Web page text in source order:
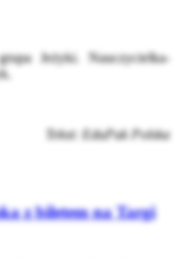
Jeżyki. Nauczycielka-
Tekst: EduPak Polska
z biletem na Targi